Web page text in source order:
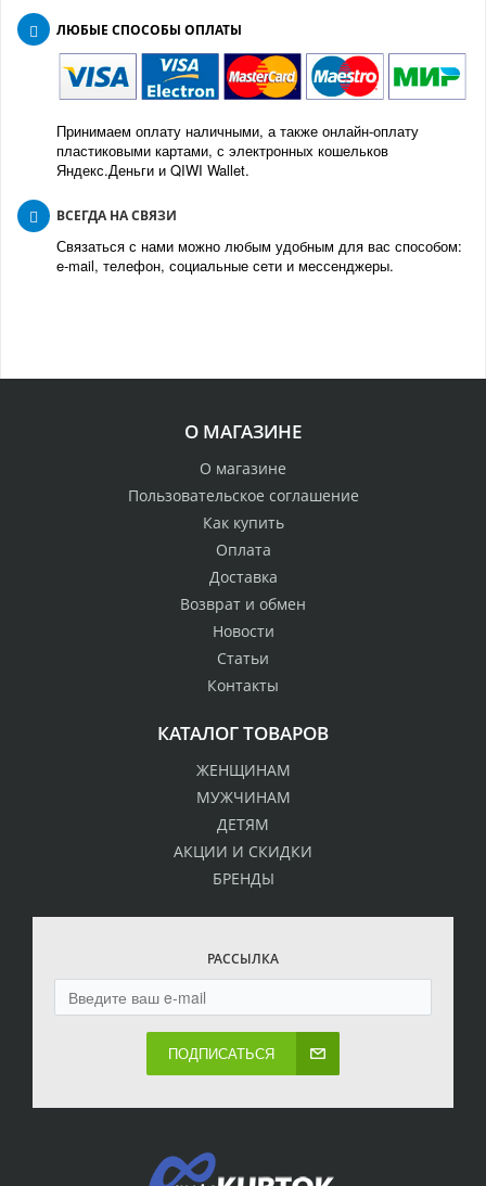
ЛЮБЫЕ СПОСОБЫ ОПЛАТЫ
Принимаем оплату наличными, а также онлайн-оплату
пластиковыми картами, с электронных кошельков
Яндекс.Деньги и QIWI Wallet.
ВСЕГДА НА СВЯЗИ
Связаться с нами можно любым удобным для вас способом:
e-mail, телефон, социальные сети и мессенджеры.
О МАГАЗИНЕ
О магазине
Пользовательское соглашение
Как купить
Оплата
Доставка
Возврат и обмен
Новости
Статьи
Контакты
КАТАЛОГ ТОВАРОВ
ЖЕНЩИНАМ
МУЖЧИНАМ
ДЕТЯМ
АКЦИИ И СКИДКИ
БРЕНДЫ
РАССЫЛКА
ПОДПИСАТЬСЯ